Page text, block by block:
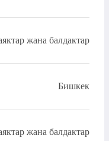
жана балдактар
Бишкек
жана балдактар